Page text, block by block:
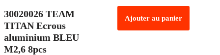
30020026 TEAM
TITAN Ecrous
aluminium BLEU
M2,6 8pcs
Ajouter au panier